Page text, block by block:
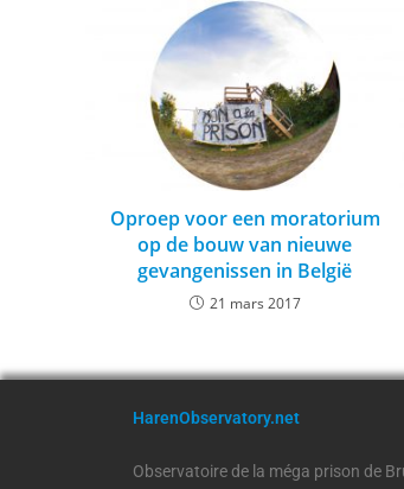
Oproep voor een moratorium
op de bouw van nieuwe
gevangenissen in België
21 mars 2017
HarenObservatory.net
Observatoire de la méga prison de